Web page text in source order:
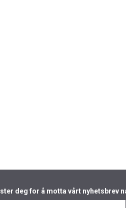
deg for å motta vårt nyhetsbrev